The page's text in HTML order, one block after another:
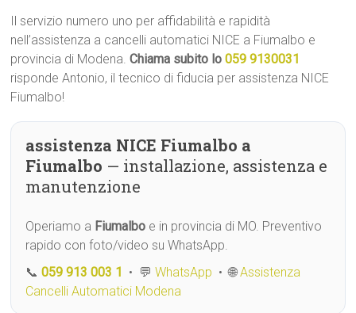
Il servizio numero uno per affidabilità e rapidità
nell’assistenza a cancelli automatici NICE a Fiumalbo e
provincia di Modena.Chiama subito lo059 9130031
risponde Antonio, il tecnico di fiducia per assistenza NICE
Fiumalbo!
assistenza NICE Fiumalbo a
Fiumalbo — installazione, assistenza e
manutenzione
Operiamo a Fiumalbo e in provincia di MO. Preventivo
rapido con foto/video su WhatsApp.
📞059 913 003 1 • 💬WhatsApp • 🌐Assistenza
Cancelli Automatici Modena